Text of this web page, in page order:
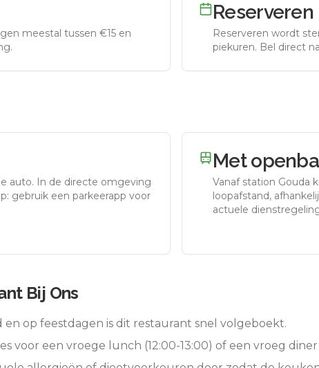
meestal tussen €15 en
Reserveren
Reserveren wordt
piekuren. Bel direct
auto. In de directe omgeving
gebruik een parkeerapp voor
Met
Vanaf station Gouda
loopafstand,
actuele
Bij Ons
en op feestdagen is dit restaurant snel volgeboekt.
voor een vroege lunch (12:00-13:00) of een vroeg diner